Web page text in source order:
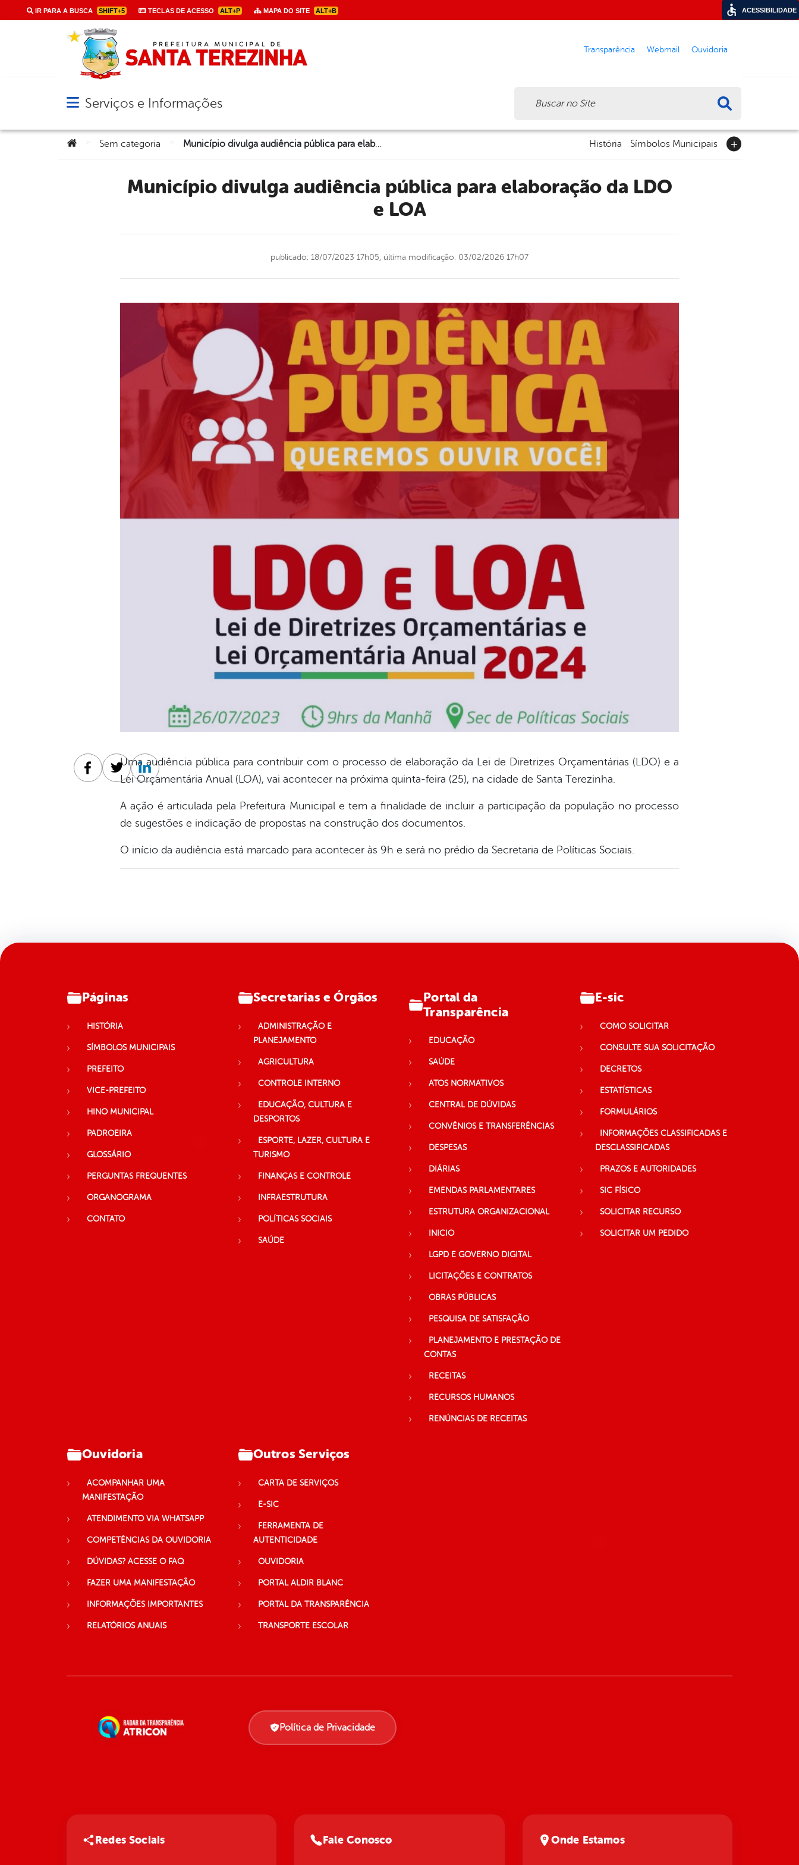
IR PARA A BUSCA SHIFT+5 TECLAS DE ACESSO ALT+P MAPA DO SITE ALT+B
Transparência Webmail Ouvidoria
Abrir menu principal de navegação
Serviços e Informações
Você está aqui:Sem categoria Município divulga audiência pública para elaboração da LDO e LOA História Símbolos Municipais
Município divulga audiência pública para elaboração da LDO
e LOA
publicado: 18/07/2023 17h05, última modificação: 03/02/2026 17h07
Uma audiência pública para contribuir com o processo de elaboração da Lei de Diretrizes Orçamentárias (LDO) e a
Lei Orçamentária Anual (LOA), vai acontecer na próxima quinta-feira (25), na cidade de Santa Terezinha.
A ação é articulada pela Prefeitura Municipal e tem a finalidade de incluir a participação da população no processo
de sugestões e indicação de propostas na construção dos documentos.
O início da audiência está marcado para acontecer às 9h e será no prédio da Secretaria de Políticas Sociais.
Facebook
TwitterLinkedin
Páginas
HISTÓRIA
SÍMBOLOS MUNICIPAIS
PREFEITO
VICE-PREFEITO
HINO MUNICIPAL
PADROEIRA
GLOSSÁRIO
PERGUNTAS FREQUENTES
ORGANOGRAMA
CONTATO
Secretarias e Órgãos
ADMINISTRAÇÃO E
PLANEJAMENTO
AGRICULTURA
CONTROLE INTERNO
EDUCAÇÃO, CULTURA E
DESPORTOS
ESPORTE, LAZER, CULTURA E
TURISMO
FINANÇAS E CONTROLE
INFRAESTRUTURA
POLÍTICAS SOCIAIS
SAÚDE
Portal da
Transparência
EDUCAÇÃO
SAÚDE
ATOS NORMATIVOS
CENTRAL DE DÚVIDAS
CONVÊNIOS E TRANSFERÊNCIAS
DESPESAS
DIÁRIAS
EMENDAS PARLAMENTARES
ESTRUTURA ORGANIZACIONAL
INICIO
LGPD E GOVERNO DIGITAL
LICITAÇÕES E CONTRATOS
OBRAS PÚBLICAS
PESQUISA DE SATISFAÇÃO
PLANEJAMENTO E PRESTAÇÃO DE
CONTAS
RECEITAS
RECURSOS HUMANOS
RENÚNCIAS DE RECEITAS
E-sic
COMO SOLICITAR
CONSULTE SUA SOLICITAÇÃO
DECRETOS
ESTATÍSTICAS
FORMULÁRIOS
INFORMAÇÕES CLASSIFICADAS E
DESCLASSIFICADAS
PRAZOS E AUTORIDADES
SIC FÍSICO
SOLICITAR RECURSO
SOLICITAR UM PEDIDO
Ouvidoria
ACOMPANHAR UMA
MANIFESTAÇÃO
ATENDIMENTO VIA WHATSAPP
COMPETÊNCIAS DA OUVIDORIA
DÚVIDAS? ACESSE O FAQ
FAZER UMA MANIFESTAÇÃO
INFORMAÇÕES IMPORTANTES
RELATÓRIOS ANUAIS
Outros Serviços
CARTA DE SERVIÇOS
E-SIC
FERRAMENTA DE
AUTENTICIDADE
OUVIDORIA
PORTAL ALDIR BLANC
PORTAL DA TRANSPARÊNCIA
TRANSPORTE ESCOLAR
Política de Privacidade
Redes Sociais Fale Conosco Onde Estamos
ACESSIBILIDADE